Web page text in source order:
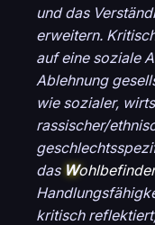
und das
erweitern.
auf eine soziale
Ablehnung
wie sozialer,
rassischer/
das W
kritisch